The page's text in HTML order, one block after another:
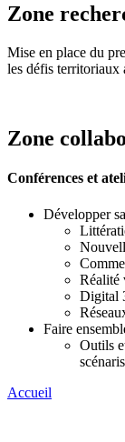
Zone
Mise en place du
les défis territoriaux
Zone
Conférences et
Développer
Réalité
Digital
Faire
Outils
Accueil